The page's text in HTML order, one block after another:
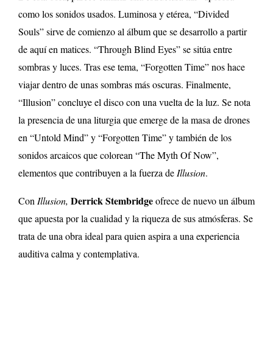
como los sonidos usados. Luminosa y etérea, “Divided
Souls” sirve de comienzo al álbum que se desarrollo a partir
de aquí en matices. “Through Blind Eyes” se sitúa entre
sombras y luces. Tras ese tema, “Forgotten Time” nos hace
viajar dentro de unas sombras más oscuras. Finalmente,
“Illusion” concluye el disco con una vuelta de la luz. Se nota
la presencia de una liturgia que emerge de la masa de drones
en “Untold Mind” y “Forgotten Time” y también de los
sonidos arcaicos que colorean “The Myth Of Now”,
elementos que contribuyen a la fuerza de Illusion.
Con Illusion, Derrick Stembridgeofrece de nuevo un álbum
que apuesta por la cualidad y la riqueza de sus atmósferas. Se
trata de una obra ideal para quien aspira a una experiencia
auditiva calma y contemplativa.